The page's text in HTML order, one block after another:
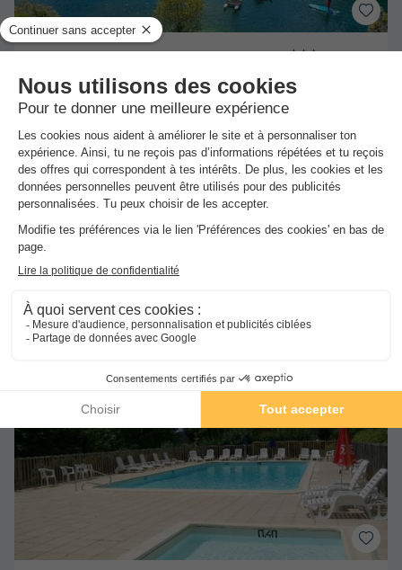
★★★
Saint Laurent Du Verdon -Voir sur la carte
9.5
Club enfant
CHALET 4 personnes - Chalet - 27m² - 2 chambres
du21/09/2026au28/09/2026
331,41 € 262,11 €